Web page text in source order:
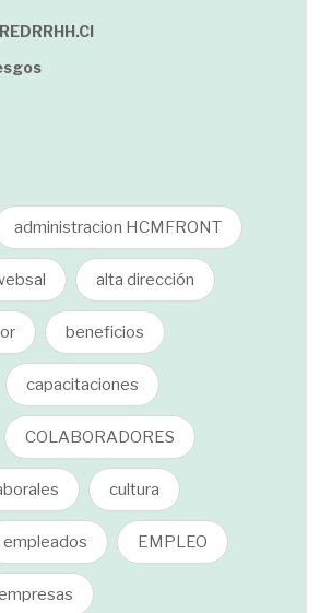
administracion HCMFRONT
alta dirección
beneficios
capacitaciones
COLABORADORES
cultura
empleados EMPLEO